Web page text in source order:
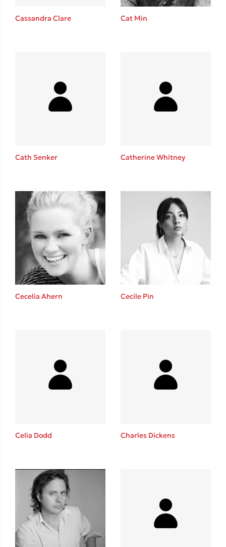
Ιωάννης Γλωσσόπουλος
Δανάη Δεληγεώργη
Πάνω, κάτω, μπροστά, πίσω
Η μέθοδος Αφήστε τους
Δημοφιλείς Συγγραφείς
Φυστίκι ΠουΚυλάει
Παύλος Καστανάς
El Sombrero
Στέφανος Ξενάκης
Cassandra Clare Cat Min
Cath Senker Catherine Whitney
Cecelia Ahern Cecile Pin
Celia Dodd Charles Dickens